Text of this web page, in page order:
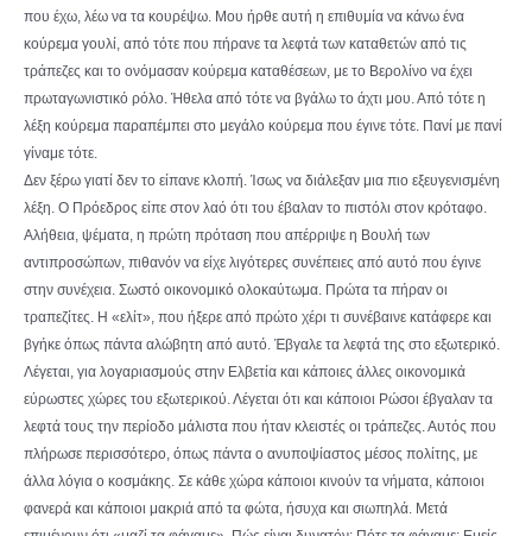
που έχω, λέω να τα κουρέψω. Μου ήρθε αυτή η επιθυμία να κάνω ένα
κούρεμα γουλί, από τότε που πήρανε τα λεφτά των καταθετών από τις
τράπεζες και το ονόμασαν κούρεμα καταθέσεων, με το Βερολίνο να έχει
πρωταγωνιστικό ρόλο. Ήθελα από τότε να βγάλω το άχτι μου. Από τότε η
λέξη κούρεμα παραπέμπει στο μεγάλο κούρεμα που έγινε τότε. Πανί με πανί
γίναμε τότε.
Δεν ξέρω γιατί δεν το είπανε κλοπή. Ίσως να διάλεξαν μια πιο εξευγενισμένη
λέξη. Ο Πρόεδρος είπε στον λαό ότι του έβαλαν το πιστόλι στον κρόταφο.
Αλήθεια, ψέματα, η πρώτη πρόταση που απέρριψε η Βουλή των
αντιπροσώπων, πιθανόν να είχε λιγότερες συνέπειες από αυτό που έγινε
στην συνέχεια. Σωστό οικονομικό ολοκαύτωμα. Πρώτα τα πήραν οι
τραπεζίτες. Η «ελίτ», που ήξερε από πρώτο χέρι τι συνέβαινε κατάφερε και
βγήκε όπως πάντα αλώβητη από αυτό. Έβγαλε τα λεφτά της στο εξωτερικό.
Λέγεται, για λογαριασμούς στην Ελβετία και κάποιες άλλες οικονομικά
εύρωστες χώρες του εξωτερικού. Λέγεται ότι και κάποιοι Ρώσοι έβγαλαν τα
λεφτά τους την περίοδο μάλιστα που ήταν κλειστές οι τράπεζες. Αυτός που
πλήρωσε περισσότερο, όπως πάντα ο ανυποψίαστος μέσος πολίτης, με
άλλα λόγια ο κοσμάκης. Σε κάθε χώρα κάποιοι κινούν τα νήματα, κάποιοι
φανερά και κάποιοι μακριά από τα φώτα, ήσυχα και σιωπηλά. Μετά